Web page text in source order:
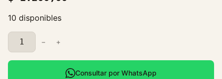
10 disponibles
R
e
s
− +
Consultar por WhatsApp